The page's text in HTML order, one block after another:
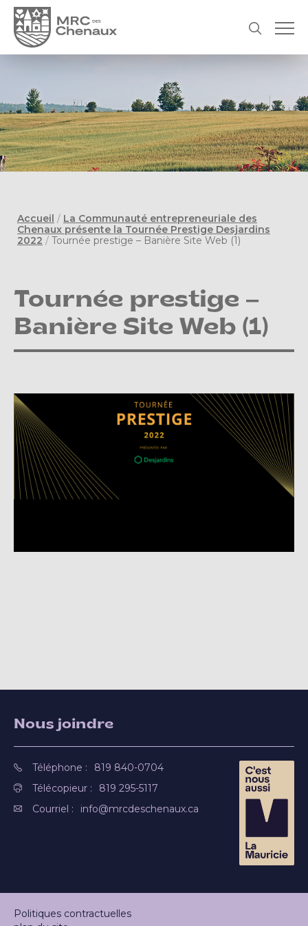
Accueil / La Communauté entrepreneuriale des
Chenaux présente la Tournée Prestige Desjardins
2022 / Tournée prestige – Banière Site Web (1)
Tournée prestige –
Banière Site Web (1)
Nous joindre
Téléphone :
819 840-0704
Télécopieur :
819 295-5117
Courriel :
info@mrcdeschenaux.ca
Politiques contractuelles